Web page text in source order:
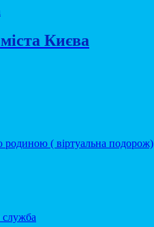
Києва
( віртуальна подорож)
служба